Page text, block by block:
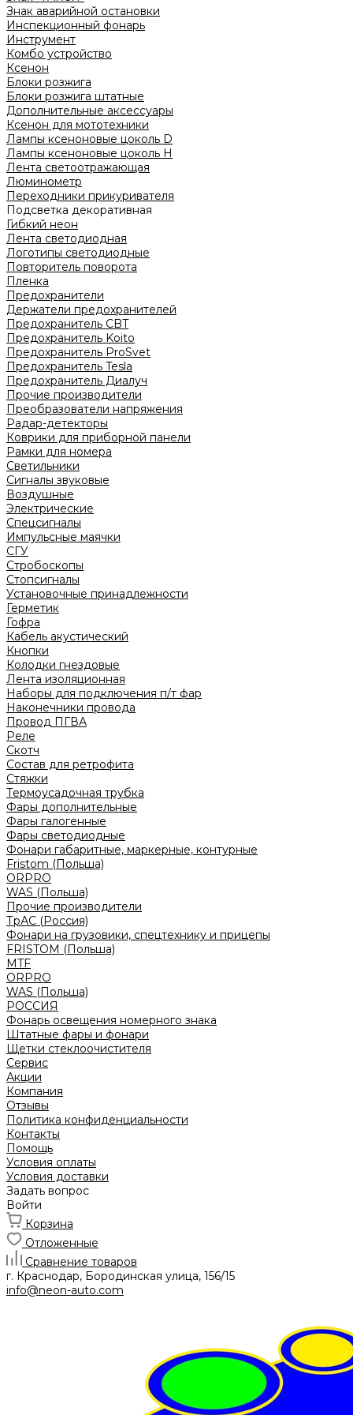
Знак аварийной остановки
Инспекционный фонарь
Инструмент
Комбо устройство
Ксенон
Блоки розжига
Блоки розжига штатные
Дополнительные аксессуары
Ксенон для мототехники
Лампы ксеноновые цоколь D
Лампы ксеноновые цоколь H
Лента светоотражающая
Люминометр
Переходники прикуривателя
Подсветка декоративная
Гибкий неон
Лента светодиодная
Логотипы светодиодные
Повторитель поворота
Пленка
Предохранители
Держатели предохранителей
Предохранитель CBT
Предохранитель Koito
Предохранитель ProSvet
Предохранитель Tesla
Предохранитель Диалуч
Прочие производители
Преобразователи напряжения
Радар-детекторы
Коврики для приборной панели
Рамки для номера
Светильники
Сигналы звуковые
Воздушные
Электрические
Спецсигналы
Импульсные маячки
СГУ
Стробоскопы
Стопсигналы
Установочные принадлежности
Герметик
Гофра
Кабель акустический
Кнопки
Колодки гнездовые
Лента изоляционная
Наборы для подключения п/т фар
Наконечники провода
Провод ПГВА
Реле
Скотч
Состав для ретрофита
Стяжки
Термоусадочная трубка
Фары дополнительные
Фары галогенные
Фары светодиодные
Фонари габаритные, маркерные, контурные
Fristom (Польша)
ORPRO
WAS (Польша)
Прочие производители
ТрАС (Россия)
Фонари на грузовики, спецтехнику и прицепы
FRISTOM (Польша)
MTF
ORPRO
WAS (Польша)
РОССИЯ
Фонарь освещения номерного знака
Штатные фары и фонари
Щетки стеклоочистителя
Сервис
Акции
Компания
Отзывы
Политика конфиденциальности
Контакты
Помощь
Условия оплаты
Условия доставки
Задать вопрос
Войти
Корзина
Отложенные
Сравнение товаров
г. Краснодар, Бородинская улица, 156/15
info@neon-auto.com